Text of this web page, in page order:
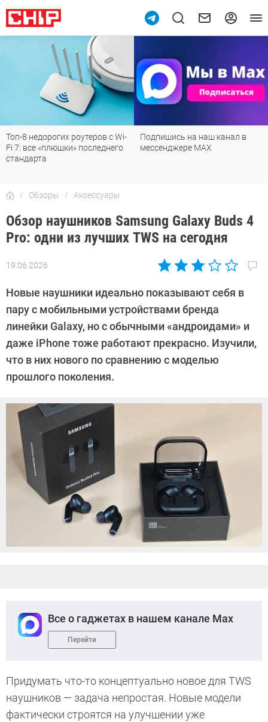
Топ-8 недорогих роутеров с Wi-
Fi 7: все «плюшки» последнего
стандарта
Подпишись на наш канал в
мессенджере МАХ
Обзоры Аксессуары
Обзор наушников Samsung Galaxy Buds 4
Pro: одни из лучших TWS на сегодня
19.06.2026
Автор:
Новые наушники идеально показывают себя в
пару с мобильными устройствами бренда
линейки Galaxy, но с обычными «андроидами» и
даже iPhone тоже работают прекрасно. Изучили,
что в них нового по сравнению с моделью
прошлого поколения.
Все о гаджетах в нашем канале Max
Перейти
Придумать что-то концептуально новое для TWS
наушников — задача непростая. Новые модели
фактически строятся на улучшении уже